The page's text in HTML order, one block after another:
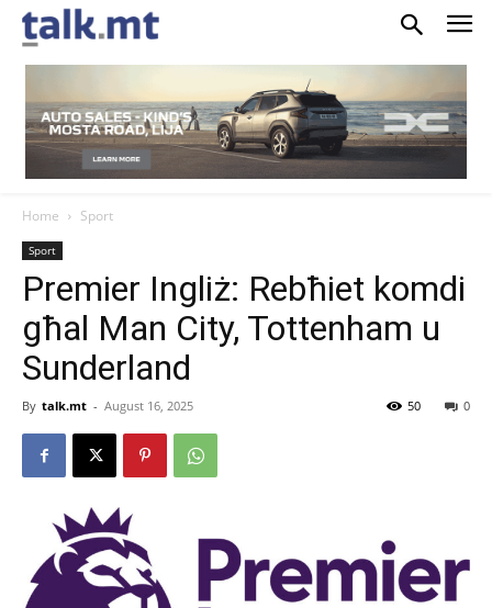
Home Sport
Sport
Premier Ingliż: Rebħiet komdi
għal Man City, Tottenham u
Sunderland
By talk.mt - August 16, 2025 0
50